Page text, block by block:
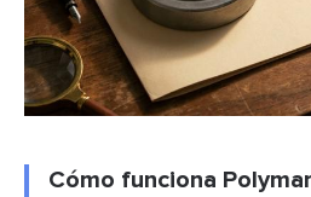
Cómo funciona